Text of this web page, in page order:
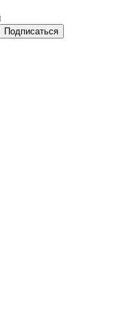
Подписаться